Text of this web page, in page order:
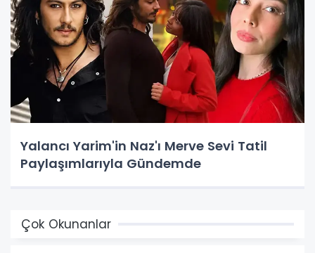
Yalancı Yarim'in Naz'ı Merve Sevi Tatil
Paylaşımlarıyla Gündemde
Çok Okunanlar